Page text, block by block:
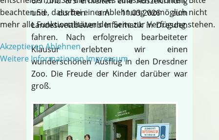
und durften am 11.03.2026 zum
Landeswettbewerb Informatik in Dresden
fahren. Nach erfolgreich bearbeiteter
Klausur erlebten wir einen
wunderschönen Ausflug in den Dresdner
Zoo. Die Freude der Kinder darüber war
groß.
beachten Sie, dass bei einer Ablehnung womöglich nicht
mehr alle Funktionalitäten der Seite zur Verfügung stehen.
AkzeptierenAblehnen
Weitere Informationen Impressum